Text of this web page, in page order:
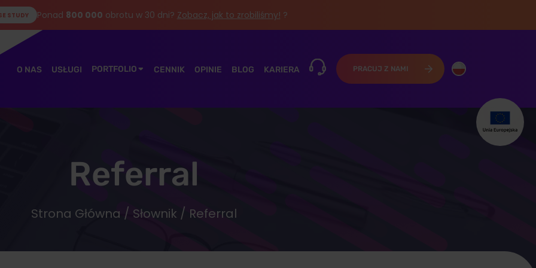
STUDY Ponad 800 000 obrotu w 30 dni? Zobacz, jak to zrobiliśmy! ?
O NAS USŁUGI PORTFOLIO CENNIK OPINIE BLOG KARIERA PRACUJ Z NAMI
Referral
Strona Główna / Słownik / Referral